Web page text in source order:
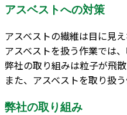
アスベストへの対策
アスベストの繊維は目に見
アスベストを扱う作業では
弊社の取り組みは粒子が飛
また、アスベストを取り扱
弊社の取り組み